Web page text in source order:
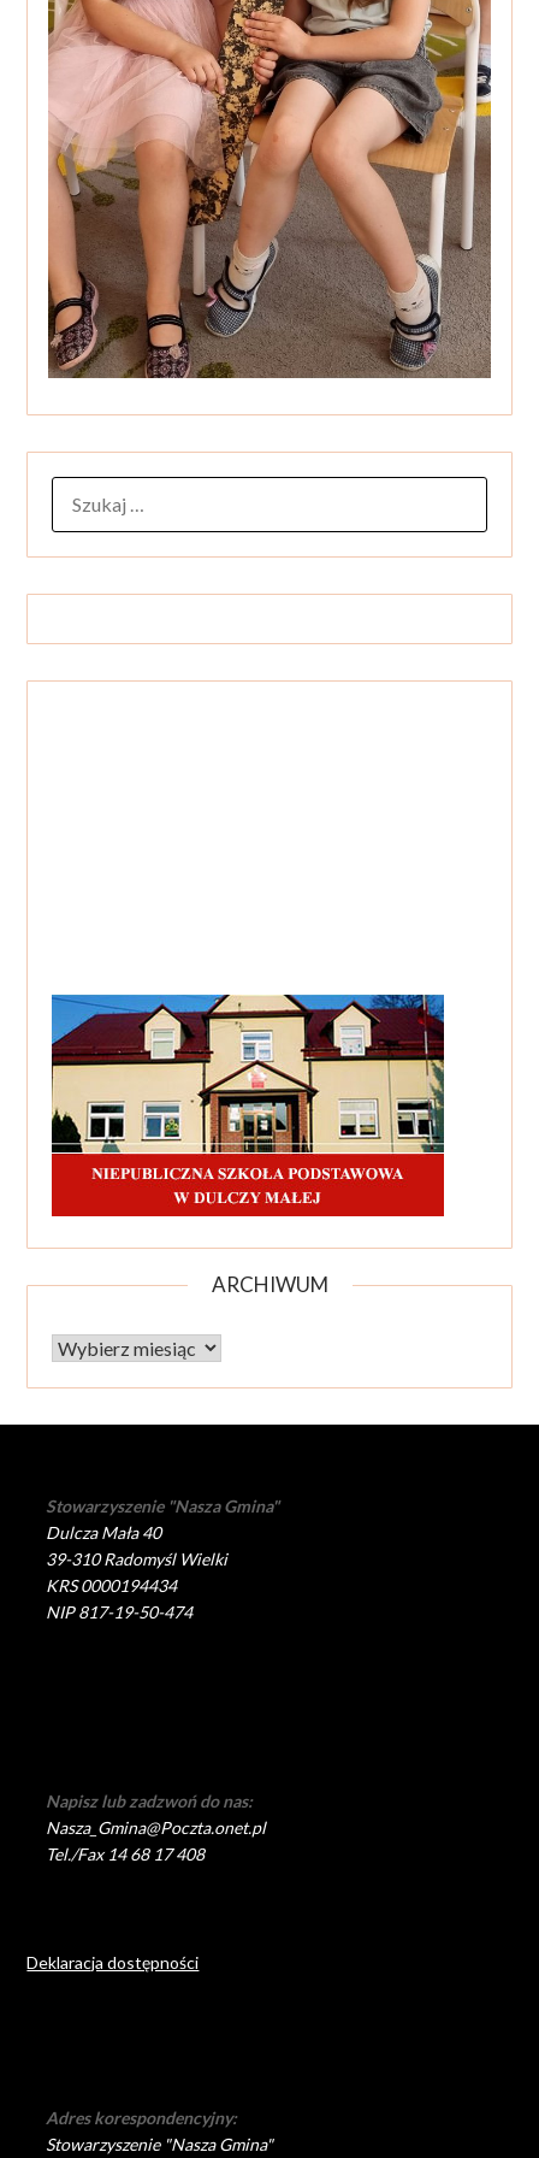
ARCHIWUM
Archiwum
Stowarzyszenie "Nasza Gmina"
Dulcza Mała 40
39-310 Radomyśl Wielki
KRS 0000194434
NIP 817-19-50-474
Napisz lub zadzwoń do nas:
Nasza_Gmina@Poczta.onet.pl
Tel./Fax 14 68 17 408
Deklaracja dostępności
Adres korespondencyjny:
Stowarzyszenie "Nasza Gmina"